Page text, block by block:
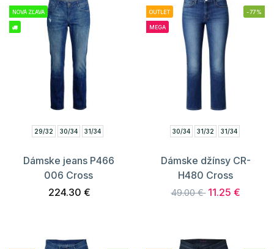
NOVÁ ZĽAVA
29/32 30/34 31/34
Dámske jeans P466
006 Cross
224.30 €
OUTLET
MEGA
-77%
30/34 31/32 31/34
Dámske džínsy CR-
H480 Cross
49.00 € 11.25 €